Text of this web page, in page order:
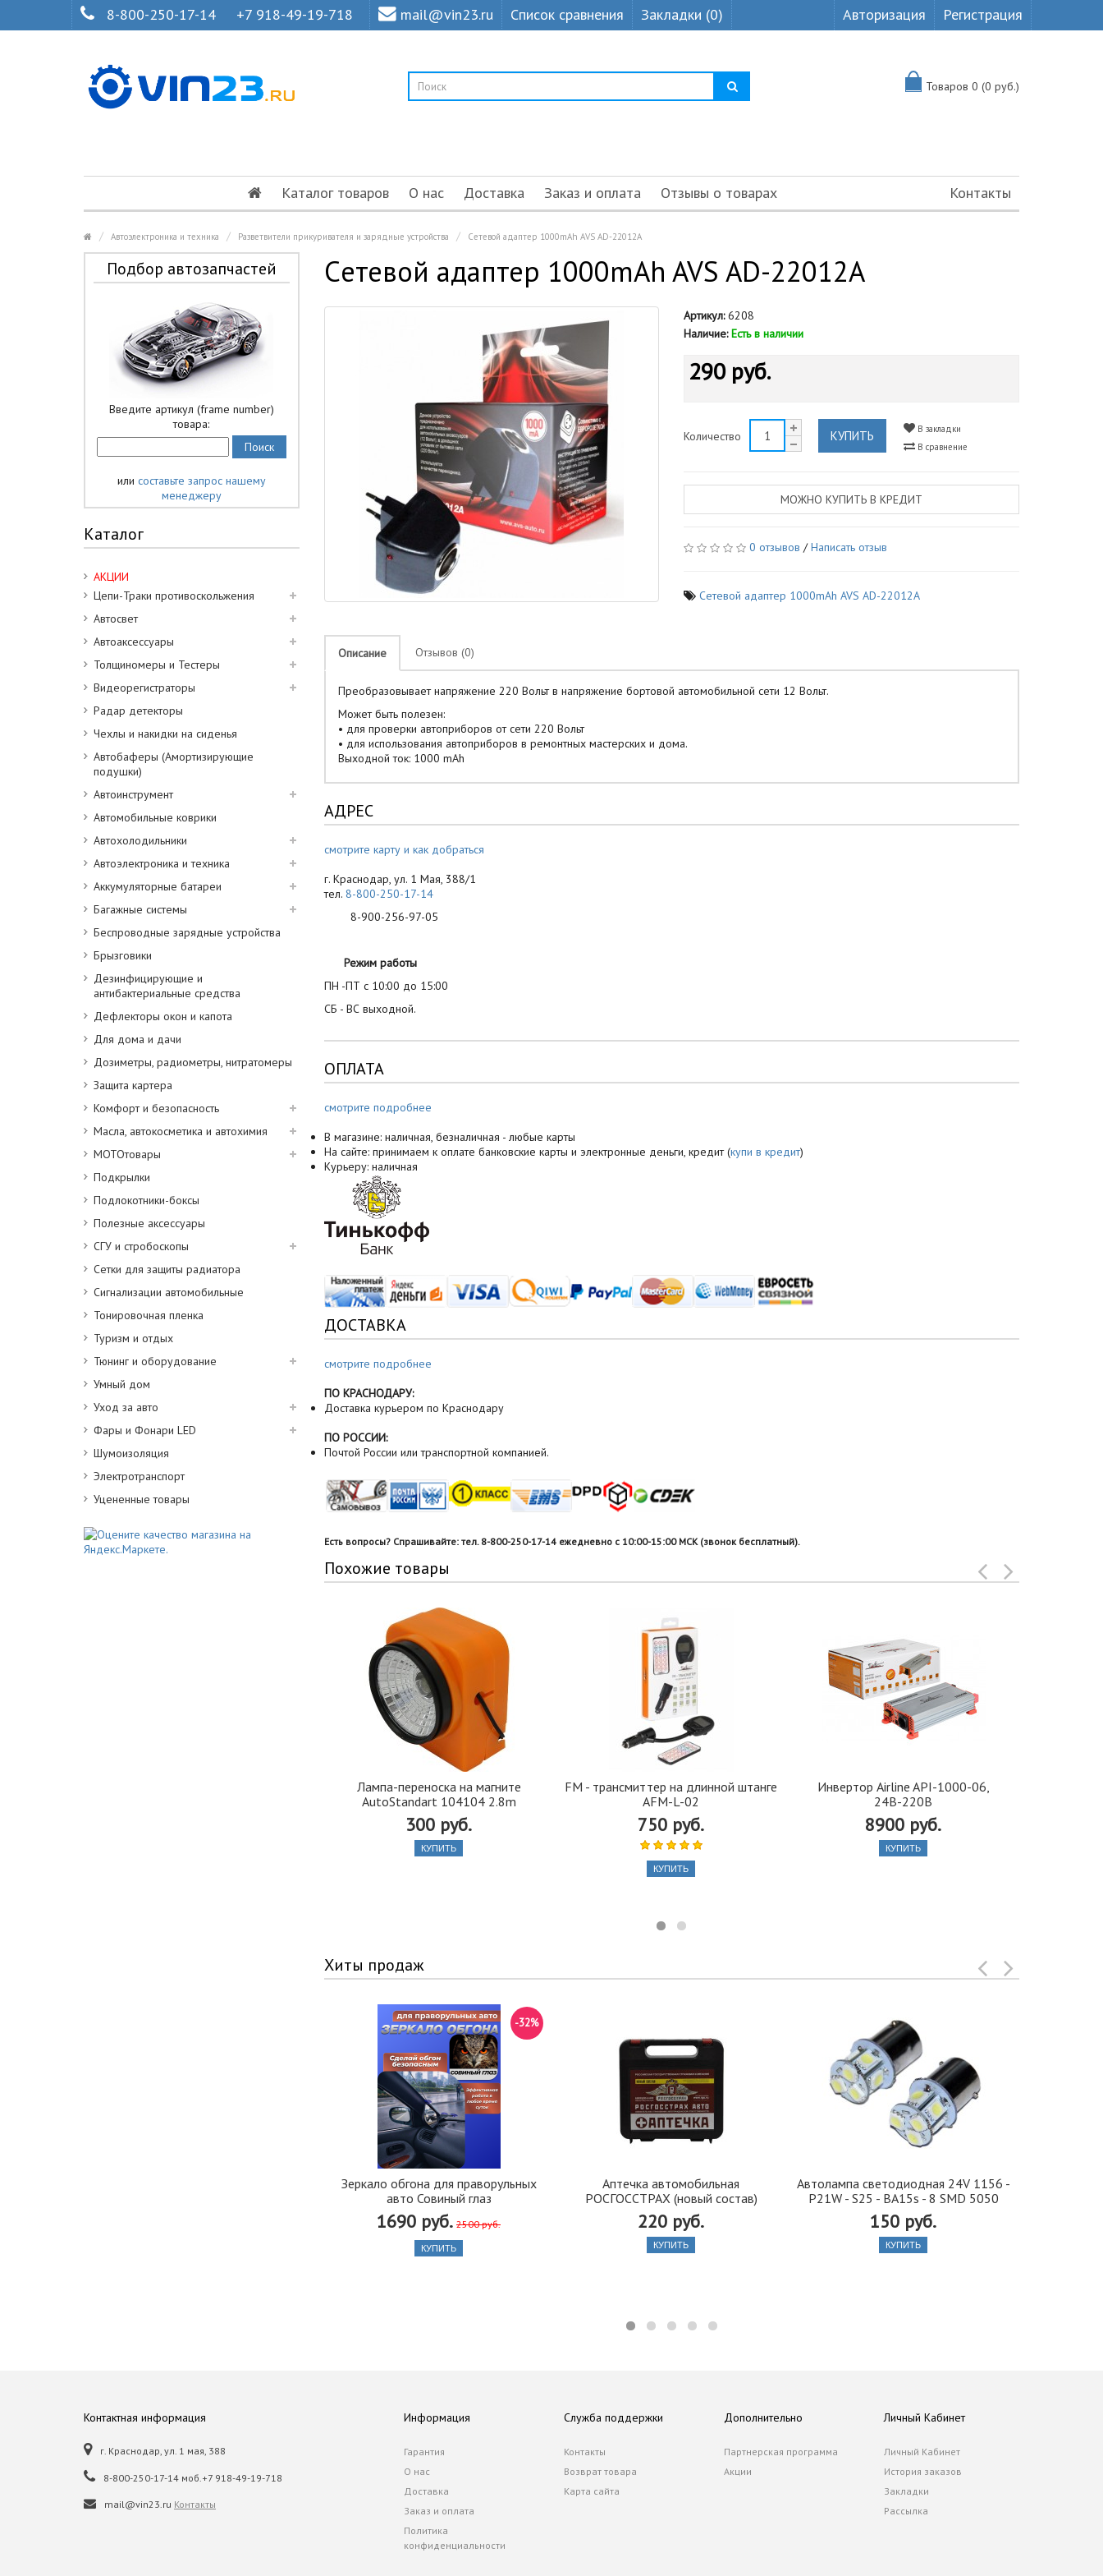
8-800-250-17-14 +7 918-49-19-718 mail@vin23.ru Список сравнения Закладки (0) Авторизация Регистрация
Товаров 0 (0 руб.)
Каталог товаров О нас Доставка Заказ и оплата Отзывы о товарах Контакты
Автоэлектроника и техника Разветвители прикуривателя и зарядные устройства Cетевой адаптер 1000mAh AVS AD-22012A
Подбор автозапчастей
Введите артикул (frame number)
товара:
или составьте запрос нашему
менеджеру
Каталог
АКЦИИ
Цепи-Траки противоскольжения
Автосвет
Автоаксессуары
Толщиномеры и Тестеры
Видеорегистраторы
Радар детекторы
Чехлы и накидки на сиденья
Автобаферы (Амортизирующие
подушки)
Автоинструмент
Автомобильные коврики
Автохолодильники
Автоэлектроника и техника
Аккумуляторные батареи
Багажные системы
Беспроводные зарядные устройства
Брызговики
Дезинфицирующие и
антибактериальные средства
Дефлекторы окон и капота
Для дома и дачи
Дозиметры, радиометры, нитратомеры
Защита картера
Комфорт и безопасность
Масла, автокосметика и автохимия
МОТОтовары
Подкрылки
Подлокотники-боксы
Полезные аксессуары
СГУ и стробоскопы
Сетки для защиты радиатора
Сигнализации автомобильные
Тонировочная пленка
Туризм и отдых
Тюнинг и оборудование
Умный дом
Уход за авто
Фары и Фонари LED
Шумоизоляция
Электротранспорт
Уцененные товары
Cетевой адаптер 1000mAh AVS AD-22012A
Артикул:6208
Наличие: Есть в наличии
290 руб.
Количество КУПИТЬ
В закладки
В сравнение
МОЖНО КУПИТЬ В КРЕДИТ
0 отзывов /Написать отзыв
Cетевой адаптер 1000mAh AVS AD-22012A
Описание Отзывов (0)
Преобразовывает напряжение 220 Вольт в напряжение бортовой автомобильной сети 12 Вольт.
Может быть полезен:
• для проверки автоприборов от сети 220 Вольт
• для использования автоприборов в ремонтных мастерских и дома.
Выходной ток: 1000 mAh
АДРЕС
смотрите карту и как добраться
г. Краснодар, ул. 1 Мая, 388/1
тел. 8-800-250-17-14
8-900-256-97-05
Режим работы
ПН -ПТ с 10:00 до 15:00
СБ - ВС выходной.
ОПЛАТА
смотрите подробнее
В магазине: наличная, безналичная - любые карты
На сайте: принимаем к оплате банковские карты и электронные деньги, кредит (купи в кредит)
Курьеру: наличная
ДОСТАВКА
смотрите подробнее
ПО КРАСНОДАРУ:
Доставка курьером по Краснодару
ПО РОССИИ:
Почтой России или транспортной компанией.
Есть вопросы? Спрашивайте: тел. 8-800-250-17-14 ежедневно с 10:00-15:00 МСК (звонок бесплатный).
Похожие товары
Лампа-переноска на магните
AutoStandart 104104 2.8m
300 руб.
КУПИТЬ
FM - трансмиттер на длинной штанге
AFM-L-02
750 руб.
КУПИТЬ
Инвертор Airline API-1000-06,
24В-220В
8900 руб.
КУПИТЬ
Хиты продаж
Зеркало обгона для праворульных
авто Совиный глаз
1690 руб. 2500 руб.
-32%
КУПИТЬ
Аптечка автомобильная
РОСГОССТРАХ (новый состав)
220 руб.
КУПИТЬ
Автолампа cветодиодная 24V 1156 -
P21W - S25 - BA15s - 8 SMD 5050
150 руб.
КУПИТЬ
Контактная информация
г. Краснодар, ул. 1 мая, 388
8-800-250-17-14 моб.+7 918-49-19-718
mail@vin23.ru Контакты
Информация
Гарантия
О нас
Доставка
Заказ и оплата
Политика
конфиденциальности
Служба поддержки
Контакты
Возврат товара
Карта сайта
Дополнительно
Партнерская программа
Акции
Личный Кабинет
Личный Кабинет
История заказов
Закладки
Рассылка